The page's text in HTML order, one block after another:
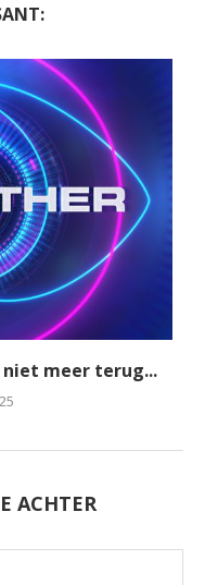
meer terug...
ACHTER